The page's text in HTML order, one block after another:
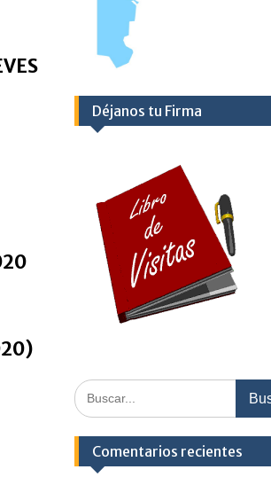
Déjanos tu Firma
Comentarios recientes